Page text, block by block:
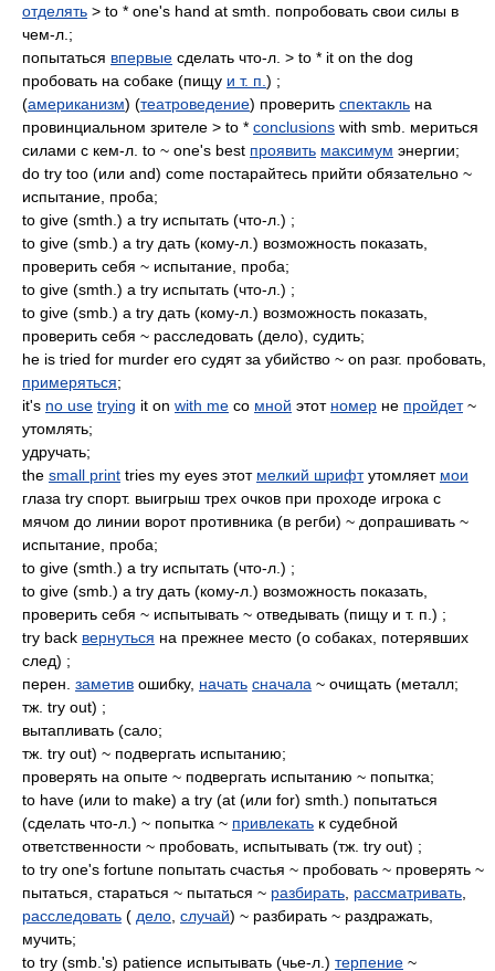
отделять > to * one's hand at smth. попробовать свои силы в
чем-л.;
попытаться впервые сделать что-л. > to * it on the dog
пробовать на собаке (пищу и т. п. ) ;
(американизм) (театроведение) проверить спектакль на
провинциальном зрителе > to * conclusions with smb. мериться
силами с кем-л. to ~ one's best проявить максимум энергии;
do try too (или and) come постарайтесь прийти обязательно ~
испытание, проба;
to give (smth.) a try испытать (что-л.) ;
to give (smb.) a try дать (кому-л.) возможность показать,
проверить себя ~ испытание, проба;
to give (smth.) a try испытать (что-л.) ;
to give (smb.) a try дать (кому-л.) возможность показать,
проверить себя ~ расследовать (дело), судить;
he is tried for murder его судят за убийство ~ on разг. пробовать,
примеряться;
it's no use trying it on with me со мной этот номер не пройдет~
утомлять;
удручать;
the small print tries my eyes этот мелкий шрифтутомляет мои
глаза try спорт. выигрыш трех очков при проходе игрока с
мячом до линии ворот противника (в регби) ~ допрашивать ~
испытание, проба;
to give (smth.) a try испытать (что-л.) ;
to give (smb.) a try дать (кому-л.) возможность показать,
проверить себя ~ испытывать ~ отведывать (пищу и т. п.) ;
try back вернуться на прежнее место (о собаках, потерявших
след) ;
перен. заметив ошибку, начать сначала ~ очищать (металл;
тж. try out) ;
вытапливать (сало;
тж. try out) ~ подвергать испытанию;
проверять на опыте ~ подвергать испытанию ~ попытка;
to have (или to make) a try (at (или for) smth.) попытаться
(сделать что-л.) ~ попытка ~ привлекать к судебной
ответственности ~ пробовать, испытывать (тж. try out) ;
to try one's fortune попытать счастья ~ пробовать ~ проверять ~
пытаться, стараться ~ пытаться ~ разбирать рассматривать
расследовать ( дело случай) ~ разбирать ~ раздражать,
мучить;
to try (smb.'s) patience испытывать (чье-л.) терпение ~